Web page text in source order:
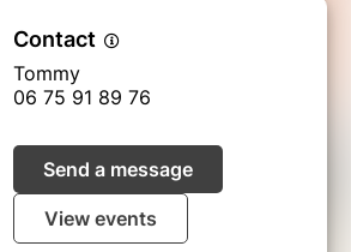
Contact
Tommy
06 75 91 89 76
Send a message
View events